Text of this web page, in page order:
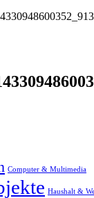
Computer & Multimedia
Haushalt &